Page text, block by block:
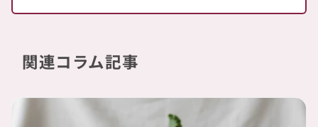
関連コラム記事